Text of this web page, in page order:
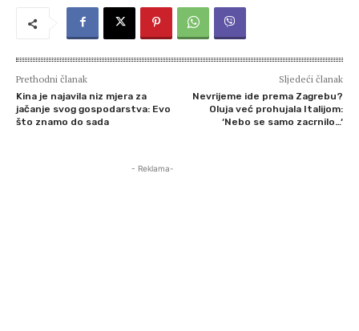
Prethodni članak
Kina je najavila niz mjera za
jačanje svog gospodarstva: Evo
što znamo do sada
Sljedeći članak
Nevrijeme ide prema Zagrebu?
Oluja već prohujala Italijom:
‘Nebo se samo zacrnilo…‘
- Reklama-